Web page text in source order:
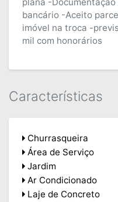
bancário -Aceito
imóvel na troca -
mil com honorários
Características
Churrasqueira
Área de Serviço
Jardim
Ar Condicionado
Laje de Concreto